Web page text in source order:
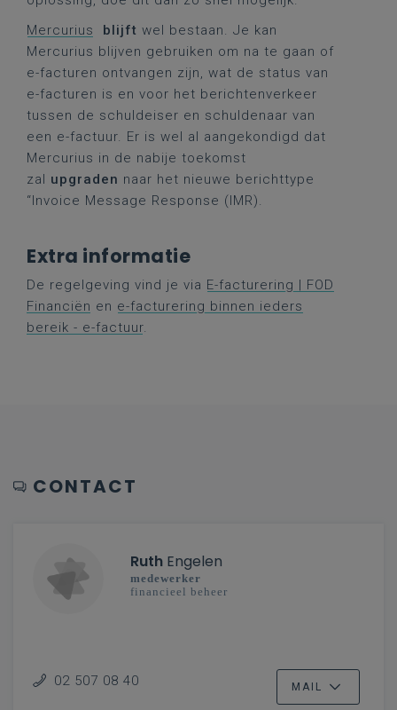
Mercurius
blijft wel bestaan. Je kan
Mercurius blijven gebruiken om na te gaan of
e-facturen ontvangen zijn, wat de status van
e-facturen is en voor het berichtenverkeer
tussen de schuldeiser en schuldenaar van
een e-factuur. Er is wel al aangekondigd dat
Mercurius in de nabije toekomst
zal upgraden naar het nieuwe berichttype
“Invoice Message Response (IMR).
Extra informatie
De regelgeving vind je via E-facturering | FOD
Financiën en e-facturering binnen ieders
bereik - e-factuur.
CONTACT
Ruth Engelen
medewerker
financieel beheer
02 507 08 40 MAIL